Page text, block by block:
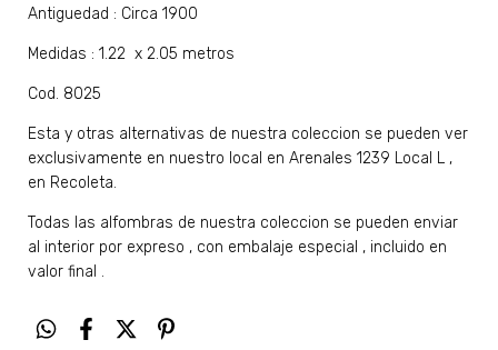
Antiguedad : Circa 1900
Medidas : 1.22 x 2.05 metros
Cod. 8025
Esta y otras alternativas de nuestra coleccion se pueden ver
exclusivamente en nuestro local en Arenales 1239 Local L ,
en Recoleta.
Todas las alfombras de nuestra coleccion se pueden enviar
al interior por expreso , con embalaje especial , incluido en
valor final .